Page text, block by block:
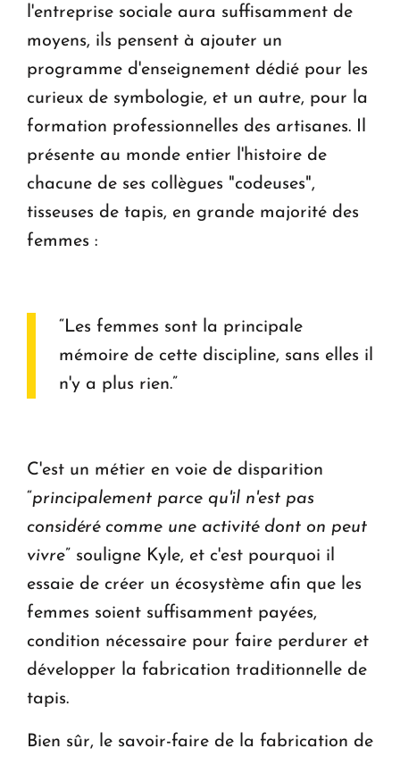
l'entreprise sociale aura suffisamment de
moyens, ils pensent à ajouter un
programme d'enseignement dédié pour les
curieux de symbologie, et un autre, pour la
formation professionnelles des artisanes. Il
présente au monde entier l'histoire de
chacune de ses collègues "codeuses",
tisseuses de tapis, en grande majorité des
femmes :
“Les femmes sont la principale
mémoire de cette discipline, sans elles il
n'y a plus rien.”
C'est un métier en voie de disparition
“principalement parce qu'il n'est pas
considéré comme une activité dont on peut
vivre” souligne Kyle, et c'est pourquoi il
essaie de créer un écosystème afin que les
femmes soient suffisamment payées,
condition nécessaire pour faire perdurer et
développer la fabrication traditionnelle de
tapis.
Bien sûr, le savoir-faire de la fabrication de